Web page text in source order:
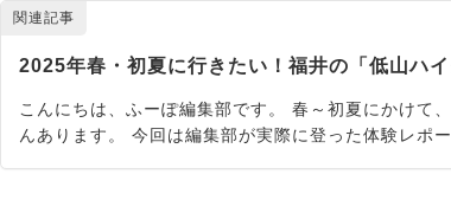
関連記事
2025年春・初夏に行きたい！福井の「低山ハ
こんにちは、ふーぽ編集部です。 春～初夏にかけて
んあります。 今回は編集部が実際に登った体験レポ